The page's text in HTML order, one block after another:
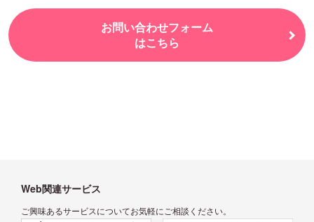
お問い合わせフォーム
はこちら
Web関連サービス
ご興味あるサービスについてお気軽にご相談ください。